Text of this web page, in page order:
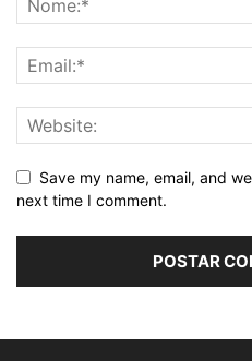
Save my name, email, and
next time I comment.